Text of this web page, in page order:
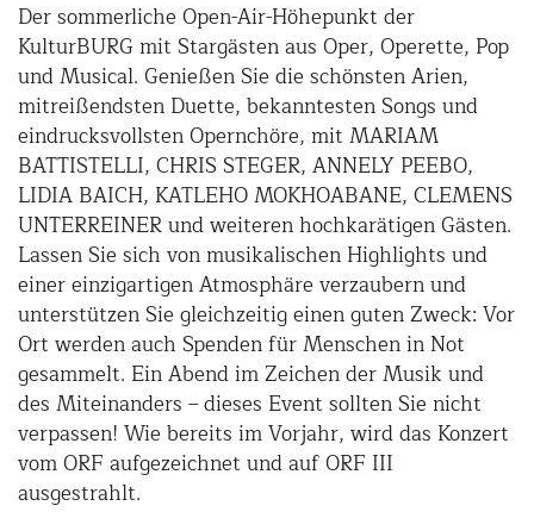
Der sommerliche Open-Air-Höhepunkt der
KulturBURG mit Stargästen aus Oper, Operette, Pop
und Musical. Genießen Sie die schönsten Arien,
mitreißendsten Duette, bekanntesten Songs und
eindrucksvollsten Opernchöre, mit MARIAM
BATTISTELLI, CHRIS STEGER, ANNELY PEEBO,
LIDIA BAICH, KATLEHO MOKHOABANE, CLEMENS
UNTERREINER und weiteren hochkarätigen Gästen.
Lassen Sie sich von musikalischen Highlights und
einer einzigartigen Atmosphäre verzaubern und
unterstützen Sie gleichzeitig einen guten Zweck: Vor
Ort werden auch Spenden für Menschen in Not
gesammelt. Ein Abend im Zeichen der Musik und
des Miteinanders – dieses Event sollten Sie nicht
verpassen! Wie bereits im Vorjahr, wird das Konzert
vom ORF aufgezeichnet und auf ORF III
ausgestrahlt.